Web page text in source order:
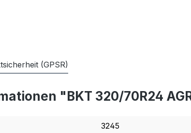
(GPSR)
"BKT 320/70R24
3245